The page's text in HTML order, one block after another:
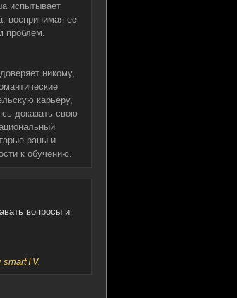
испытывает
воспринимая ее
проблем.
никому,
карьеру,
доказать свою
раны и
к обучению.
вопросы и